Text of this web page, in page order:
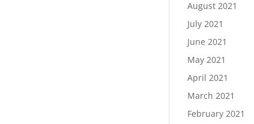
August 2021
July 2021
June 2021
May 2021
April 2021
March 2021
February 2021